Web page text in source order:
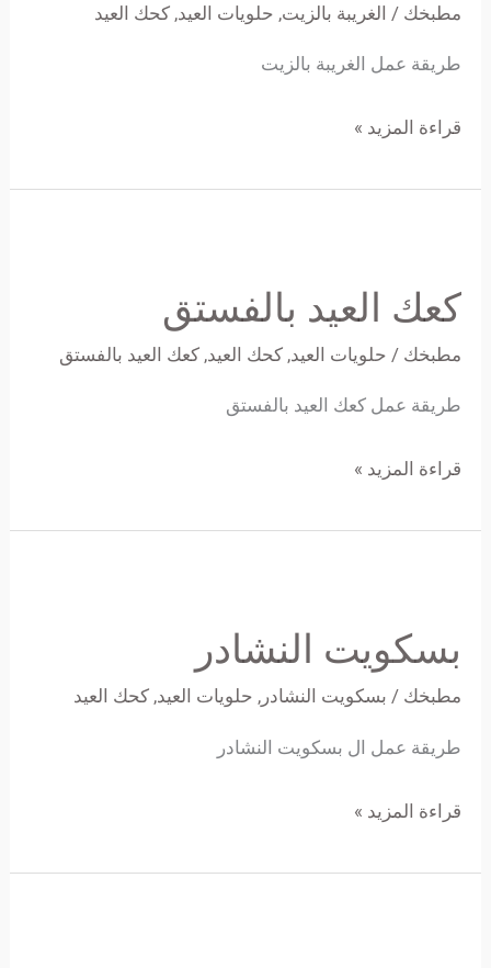
مطبخك / الغريبة بالزيت, حلويات العيد, كحك العيد
طريقة عمل الغريبة بالزيت
قراءة المزيد »
كعك العيد بالفستق
مطبخك / حلويات العيد, كحك العيد, كعك العيد بالفستق
طريقة عمل كعك العيد بالفستق
بالفستق
قراءة المزيد »
بسكويت النشادر
مطبخك / بسكويت النشادر , حلويات العيد, كحك العيد
طريقة عمل ال بسكويت النشادر
قراءة المزيد »